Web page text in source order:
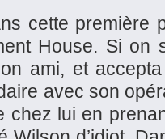
cette première
House. Si on
ami, et
avec son
chez lui en